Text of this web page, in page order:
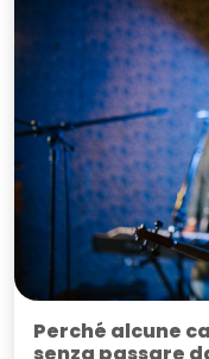
Perché alcune